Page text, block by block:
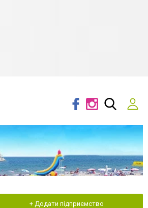
+ Додати підприємство